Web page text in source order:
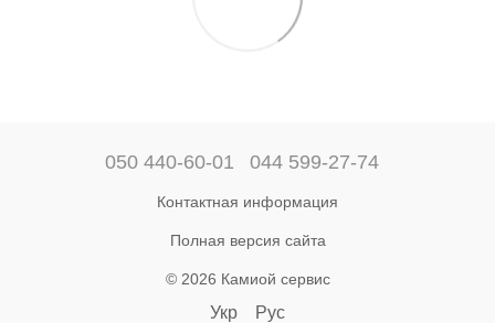
050 440-60-01 044 599-27-74
Контактная информация
Полная версия сайта
© 2026 Камиой сервис
Укр Рус